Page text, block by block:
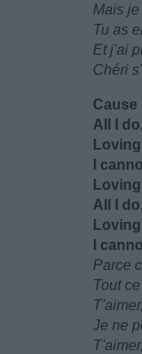
Mais
Tu as
Et j'ai
Chéri
Cause
All I
I
All I
I
Parce
Tout
Je ne